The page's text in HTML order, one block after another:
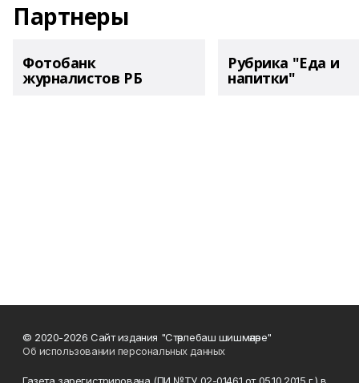
Партнеры
Фотобанк
журналистов РБ
Рубрика "Еда и
напитки"
© 2020-2026 Сайт издания "Стәрлебаш шишмәләре"
Об использовании персональных данных